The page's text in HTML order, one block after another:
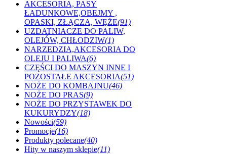
AKCESORIA, PASY
ŁADUNKOWE,OBEJMY ,
OPASKI, ZŁĄCZA, WĘŻE(91)
UZDATNIACZE DO PALIW,
OLEJÓW, CHŁODZIW(1)
NARZEDZIA,AKCESORIA DO
OLEJU I PALIWA(6)
CZĘŚCI DO MASZYN INNE I
POZOSTAŁE AKCESORIA(51)
NOŻE DO KOMBAJNU(46)
NOŻE DO PRAS(9)
NOŻE DO PRZYSTAWEK DO
KUKURYDZY(18)
Nowości(59)
Promocje(16)
Produkty polecane(40)
Hity w naszym sklepie(11)